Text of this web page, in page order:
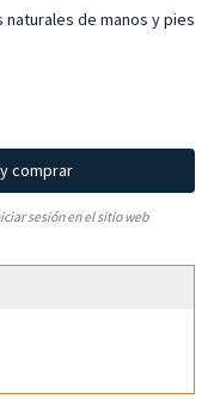
naturales de manos y pies
comprar
sesión en el sitio web